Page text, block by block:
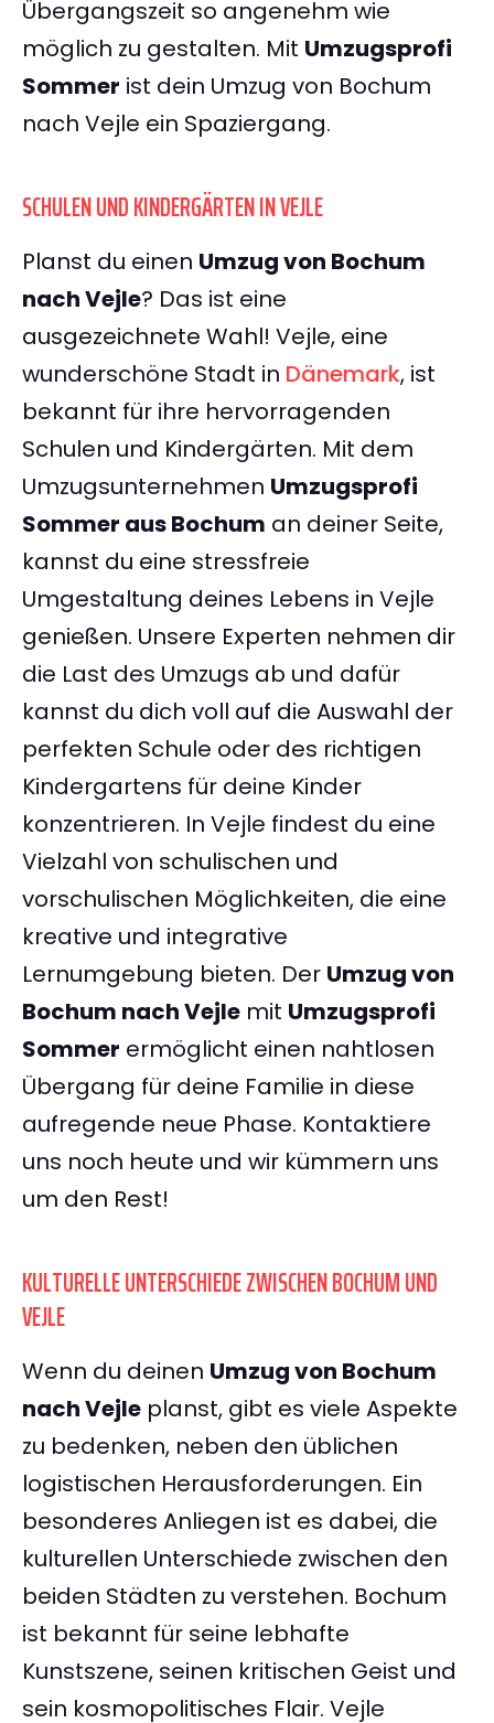
Übergangszeit so angenehm wie
möglich zu gestalten. Mit Umzugsprofi
Sommer ist dein Umzug von Bochum
nach Vejle ein Spaziergang.
SCHULEN UND KINDERGÄRTEN IN VEJLE
Planst du einen Umzug von Bochum
nach Vejle? Das ist eine
ausgezeichnete Wahl! Vejle, eine
wunderschöne Stadt in Dänemark, ist
bekannt für ihre hervorragenden
Schulen und Kindergärten. Mit dem
Umzugsunternehmen Umzugsprofi
Sommer aus Bochum an deiner Seite,
kannst du eine stressfreie
Umgestaltung deines Lebens in Vejle
genießen. Unsere Experten nehmen dir
die Last des Umzugs ab und dafür
kannst du dich voll auf die Auswahl der
perfekten Schule oder des richtigen
Kindergartens für deine Kinder
konzentrieren. In Vejle findest du eine
Vielzahl von schulischen und
vorschulischen Möglichkeiten, die eine
kreative und integrative
Lernumgebung bieten. Der Umzug von
Bochum nach Vejle mit Umzugsprofi
Sommer ermöglicht einen nahtlosen
Übergang für deine Familie in diese
aufregende neue Phase. Kontaktiere
uns noch heute und wir kümmern uns
um den Rest!
KULTURELLE UNTERSCHIEDE ZWISCHEN BOCHUM UND
VEJLE
Wenn du deinen Umzug von Bochum
nach Vejle planst, gibt es viele Aspekte
zu bedenken, neben den üblichen
logistischen Herausforderungen. Ein
besonderes Anliegen ist es dabei, die
kulturellen Unterschiede zwischen den
beiden Städten zu verstehen. Bochum
ist bekannt für seine lebhafte
Kunstszene, seinen kritischen Geist und
sein kosmopolitisches Flair. Vejle